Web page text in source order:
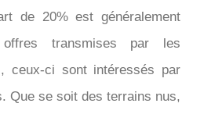
de 20% est généralement
transmises par les
ceux-ci sont intéressés par
Que se soit des terrains nus,